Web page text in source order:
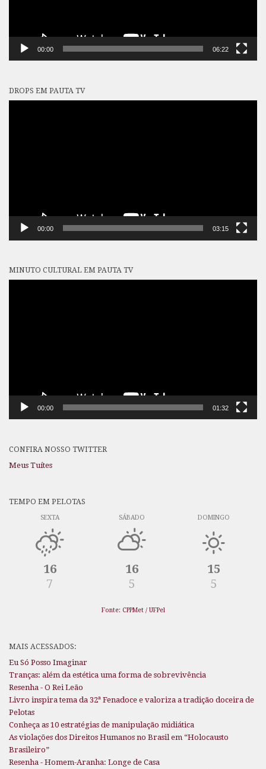
00:00 06:22
DROPS EM PAUTA TV
00:00 03:15
MINUTO CULTURAL EM PAUTA TV
00:00 01:32
CONFIRA NOSSO TWITTER
Meus Tuítes
TEMPO EM PELOTAS
SEXTA
16
7
SÁBADO
16
5
DOMINGO
15
5
Fonte: CPPMet / UFPel
MAIS ACESSADOS:
Eu Só Posso Imaginar
Tranças: além da estética uma forma de sobrevivência
Resenha - O Rei Leão
Livro inspira tema da 32ª Fenadoce e valoriza a tradição doceira de
Pelotas
Conheça as 10 estratégias de manipulação midiática
As violações dos Direitos Humanos no Brasil em “Holocausto
Brasileiro”
Resenha - Homem-Aranha: Longe de Casa